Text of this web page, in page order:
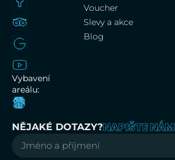
Vybavení
areálu:
Voucher
Slevy a akce
Blog
NĚJAKÉ DOTAZY?NAPIŠTE NÁM